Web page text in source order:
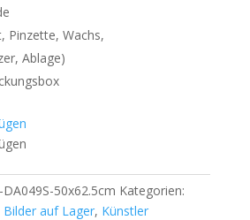
Pinzette, Wachs,
Ablage)
DA049S-50x62.5cm Kategorien:
Bilder auf Lager, Künstler